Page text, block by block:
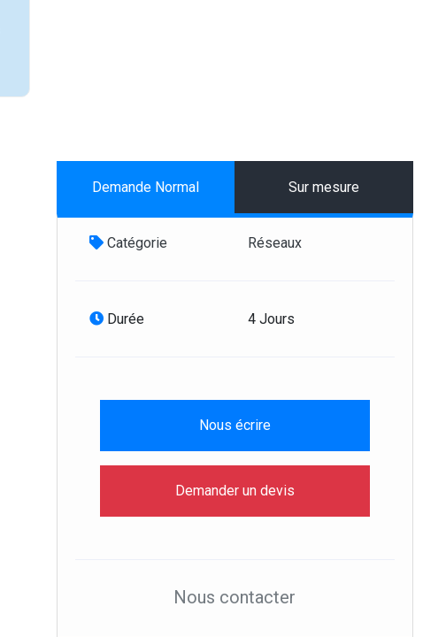
Détails
Fortinet FCNSA
Fortinet Nse4
Détails
Demande Normal Sur mesure
Catégorie Réseaux
Durée 4 Jours
Nous écrire
Demander un devis
Nous contacter